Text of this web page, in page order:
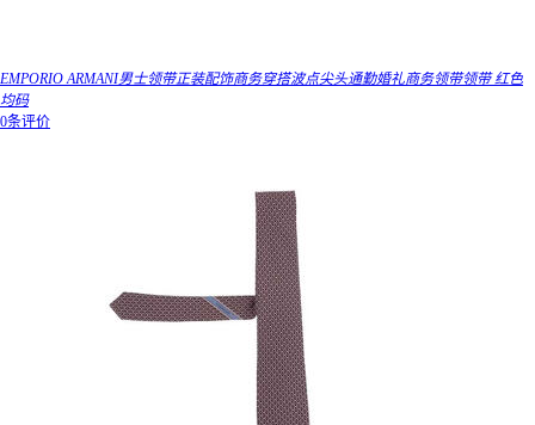
EMPORIO ARMANI男士领带正装配饰商务穿搭波点尖头通勤婚礼商务领带领带 红色
均码
0条评价